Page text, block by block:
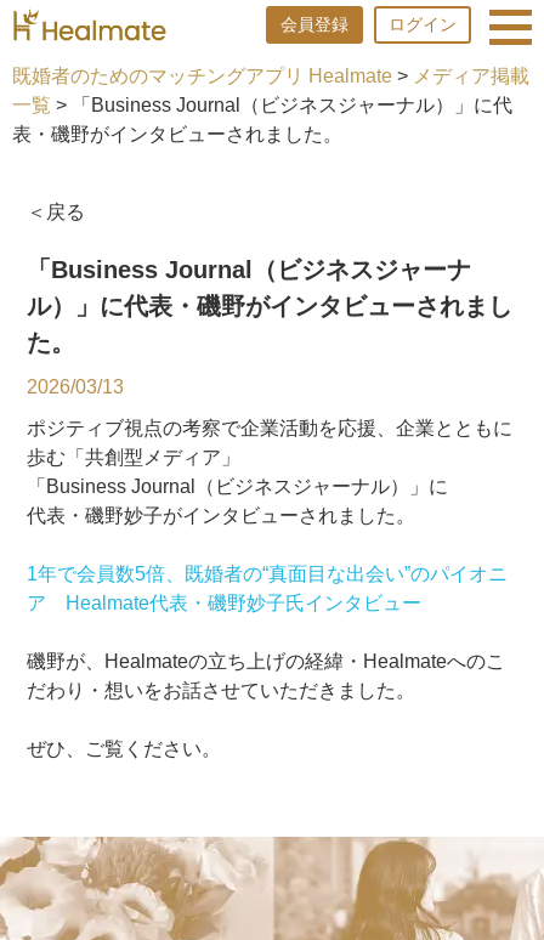
会員登録 ログイン
既婚者のためのマッチングアプリ Healmate > メディア掲載
一覧 > 「Business Journal（ビジネスジャーナル）」に代
表・磯野がインタビューされました。
＜戻る
「Business Journal（ビジネスジャーナ
ル）」に代表・磯野がインタビューされまし
た。
2026/03/13
ポジティブ視点の考察で企業活動を応援、企業とともに
歩む「共創型メディア」
「Business Journal（ビジネスジャーナル）」に
代表・磯野妙子がインタビューされました。
1年で会員数5倍、既婚者の“真面目な出会い”のパイオニ
ア Healmate代表・磯野妙子氏インタビュー
磯野が、Healmateの立ち上げの経緯・Healmateへのこ
だわり・想いをお話させていただきました。
ぜひ、ご覧ください。